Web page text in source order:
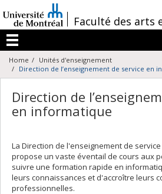
au
contenu
/Faculté des arts
Menu
Home
Unités d'enseignement
Direction de l’enseignement de service en
Direction de
en informatique
La Direction de l'enseignement de
propose un vaste éventail de cours aux
suivre une formation rapide en
leurs connaissances et d'accroître leurs
professionnelles.